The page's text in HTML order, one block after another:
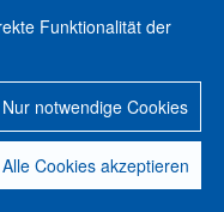
Funktionalität der
Nur notwendige Cookies
Alle Cookies akzeptieren